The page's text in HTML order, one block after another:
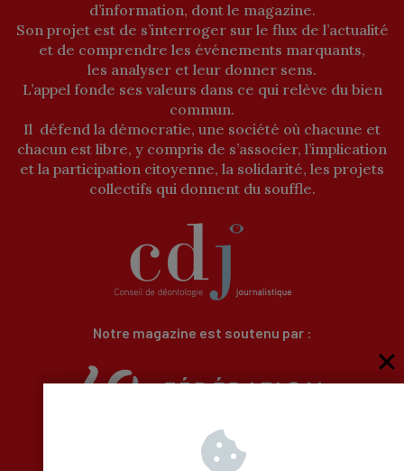
d’information, dont le magazine.
Son projet est de s’interroger sur le flux de l’actualité
et de comprendre les événements marquants,
les analyser et leur donner sens.
L’appel fonde ses valeurs dans ce qui relève du bien
commun.
Il défend la démocratie, une société où chacune et
chacun est libre, y compris de s’associer, l’implication
et la participation citoyenne, la solidarité, les projets
collectifs qui donnent du souffle.
Notre magazine est soutenu par :
Qui sommes-nous